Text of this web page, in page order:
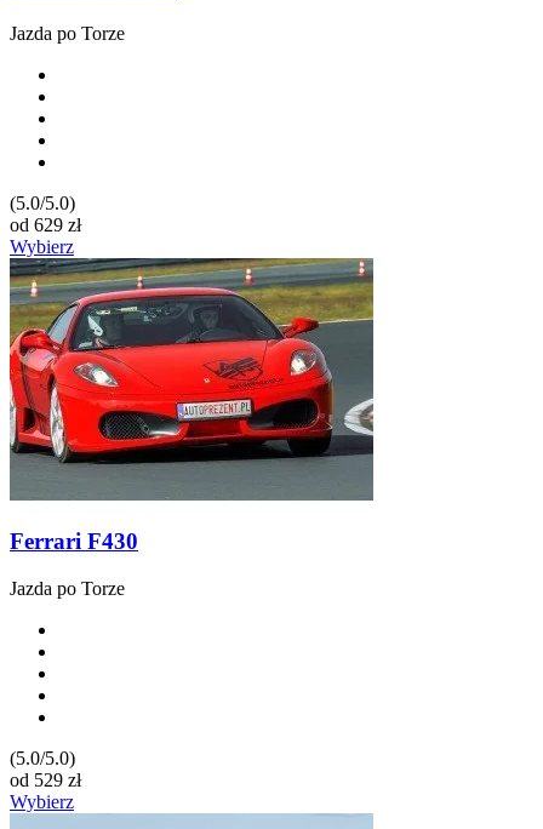
Jazda po Torze
(5.0/5.0)
od 629 zł
Wybierz
Ferrari F430
Jazda po Torze
(5.0/5.0)
od 529 zł
Wybierz